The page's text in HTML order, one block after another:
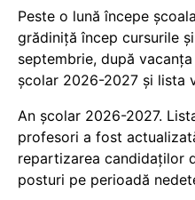
Peste o lună începe
grădiniță încep cursurile
septembrie, după
școlar 2026-2027 și lista
An școlar 2026-2027.
profesori a fost
repartizarea candidaților
posturi pe perioadă